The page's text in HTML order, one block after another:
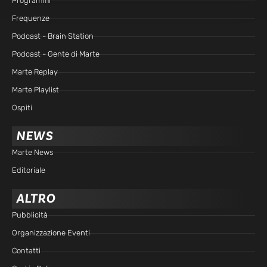
Frequenze
Podcast - Brain Station
Podcast - Gente di Marte
Marte Replay
Marte Playlist
Ospiti
NEWS
Marte News
Editoriale
ALTRO
Pubblicità
Organizzazione Eventi
Contatti